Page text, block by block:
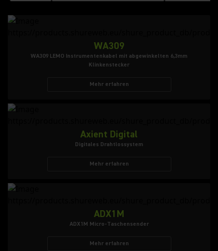
WA309
WA309 LEMO Instrumentenkabel mit abgewinkelten 6,3mm
Klinkenstecker
Mehr erfahren
Axient Digital
Digitales Drahtlossystem
Mehr erfahren
ADX1M
ADX1M Micro-Taschensender
Mehr erfahren